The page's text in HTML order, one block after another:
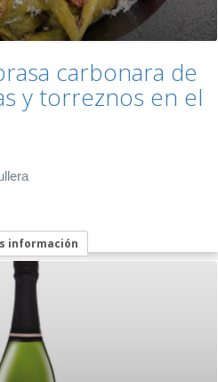
carbonara de
y torreznos en el
información